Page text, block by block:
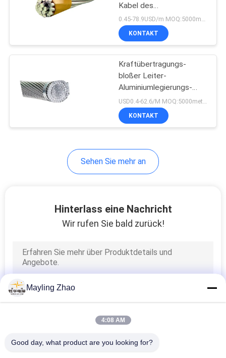
Kabel des
Aluminiumleiter-
Runddraht-
0.45-78.9USD/m MOQ:5000meter
KONTAKT
Kraftübertragungs-
bloßer Leiter-
Aluminiumlegierungs-
Draht für Werhead-
Stromleitung
USD0.4-62.6/M MOQ:5000meter
KONTAKT
Sehen Sie mehr an
Hinterlass eine Nachricht
Wir rufen Sie bald zurück!
Mayling Zhao
4:08 AM
Good day, what product are you looking for?